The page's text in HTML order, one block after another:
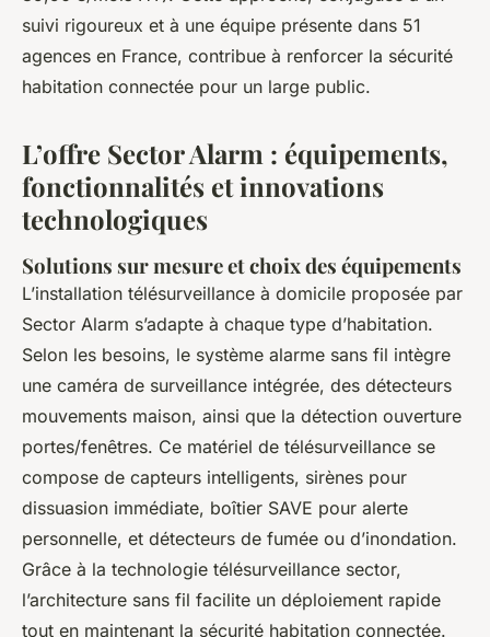
suivi rigoureux et à une équipe présente dans 51
agences en France, contribue à renforcer la sécurité
habitation connectée pour un large public.
L’offre Sector Alarm : équipements,
fonctionnalités et innovations
technologiques
Solutions sur mesure et choix des équipements
L’installation télésurveillance à domicile proposée par
Sector Alarm s’adapte à chaque type d’habitation.
Selon les besoins, le système alarme sans fil intègre
une caméra de surveillance intégrée, des détecteurs
mouvements maison, ainsi que la détection ouverture
portes/fenêtres. Ce matériel de télésurveillance se
compose de capteurs intelligents, sirènes pour
dissuasion immédiate, boîtier SAVE pour alerte
personnelle, et détecteurs de fumée ou d’inondation.
Grâce à la technologie télésurveillance sector,
l’architecture sans fil facilite un déploiement rapide
tout en maintenant la sécurité habitation connectée.